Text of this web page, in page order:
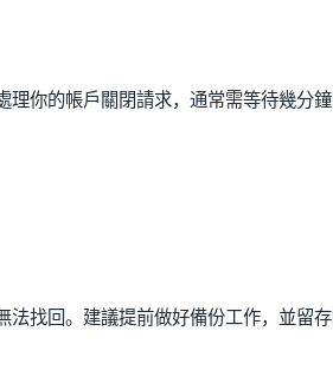
你的帳戶關閉請求，通常需等待幾分鐘
找回。建議提前做好備份工作，並留存